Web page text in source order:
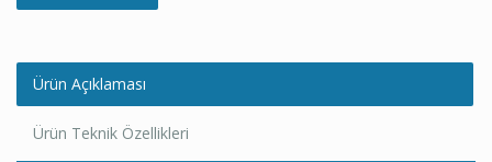
Ürün Açıklaması
Ürün Teknik Özellikleri